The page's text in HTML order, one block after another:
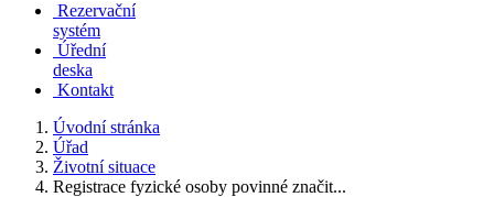
Rezervační
systém
Úřední
deska
Kontakt
Úvodní stránka
Úřad
Životní situace
Registrace fyzické osoby povinné značit...